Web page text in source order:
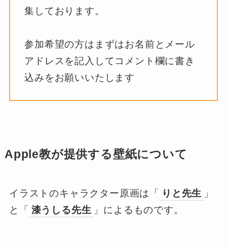
集しております。
参加希望の方はまずはお名前とメール
アドレスを記入してコメント欄に書き
込みをお願いいたします
Apple教が提供する壁紙について
イラストのキャラクター原画は「 りと先生 」
と「 漆うしる先生 」によるものです。